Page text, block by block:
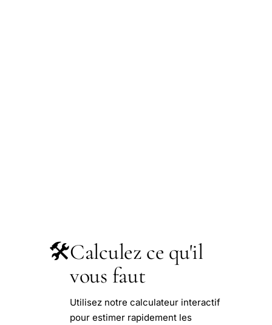
🛠️Calculez ce qu'il
vous faut
Utilisez notre calculateur interactif
pour estimer rapidement les